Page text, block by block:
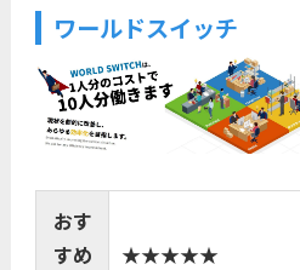
ワールドスイッチ
おす
すめ
★★★★★